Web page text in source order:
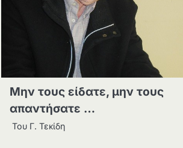
Μην τους είδατε, μην τους
απαντήσατε …
Του Γ. Τεκίδη